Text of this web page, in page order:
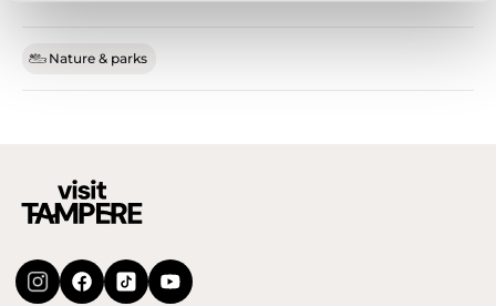
Nature & parks